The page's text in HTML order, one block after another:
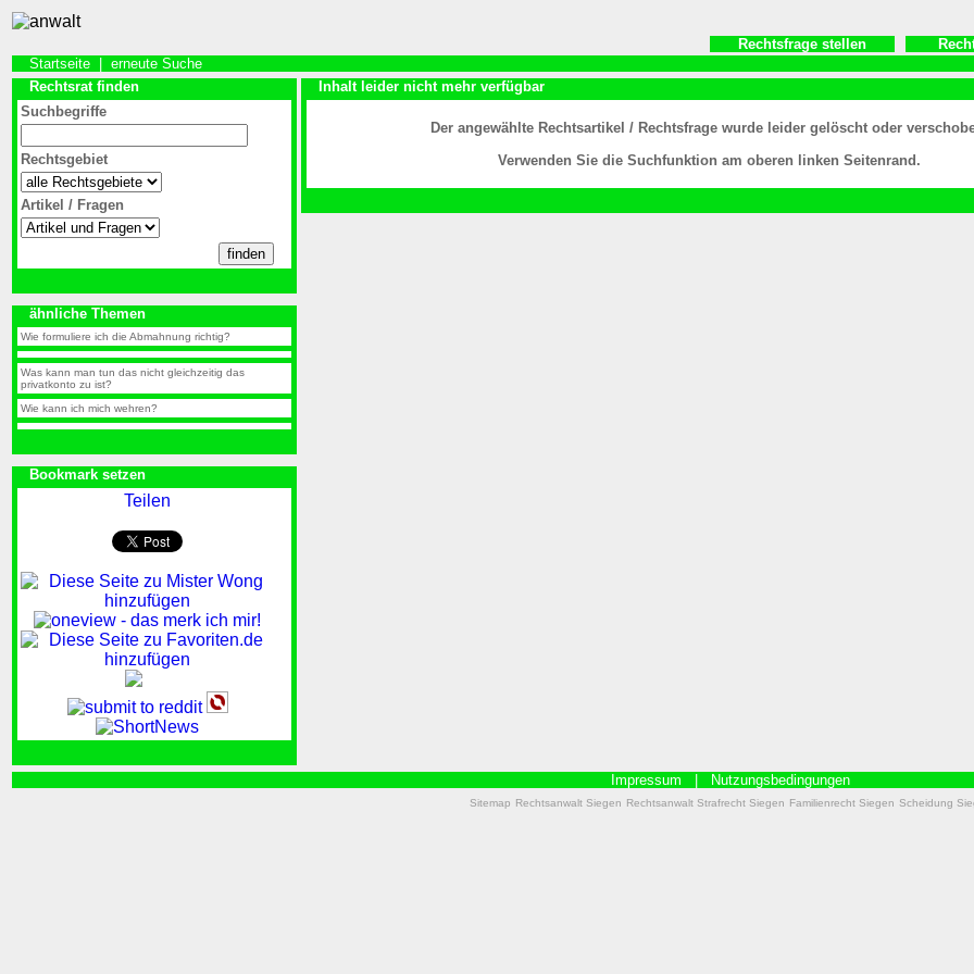
Rechtsfrage stellen
Startseite
erneute Suche
Rechtsrat finden
Suchbegriffe
Rechtsgebiet
Artikel / Fragen
ähnliche Themen
Wie formuliere ich die Abmahnung richtig?
Was kann man tun das nicht gleichzeitig das
privatkonto zu ist?
Wie kann ich mich wehren?
Bookmark setzen
Teilen
Inhalt leider nicht mehr verfügbar
Der angewählte Rechtsartikel / Rechtsfrage wurde leider gelöscht oder
Verwenden Sie die Suchfunktion am oberen linken Seitenrand.
Impressum Nutzungsbedingungen
Sitemap Rechtsanwalt Siegen Rechtsanwalt Strafrecht Siegen Familienrecht Siegen Scheidung